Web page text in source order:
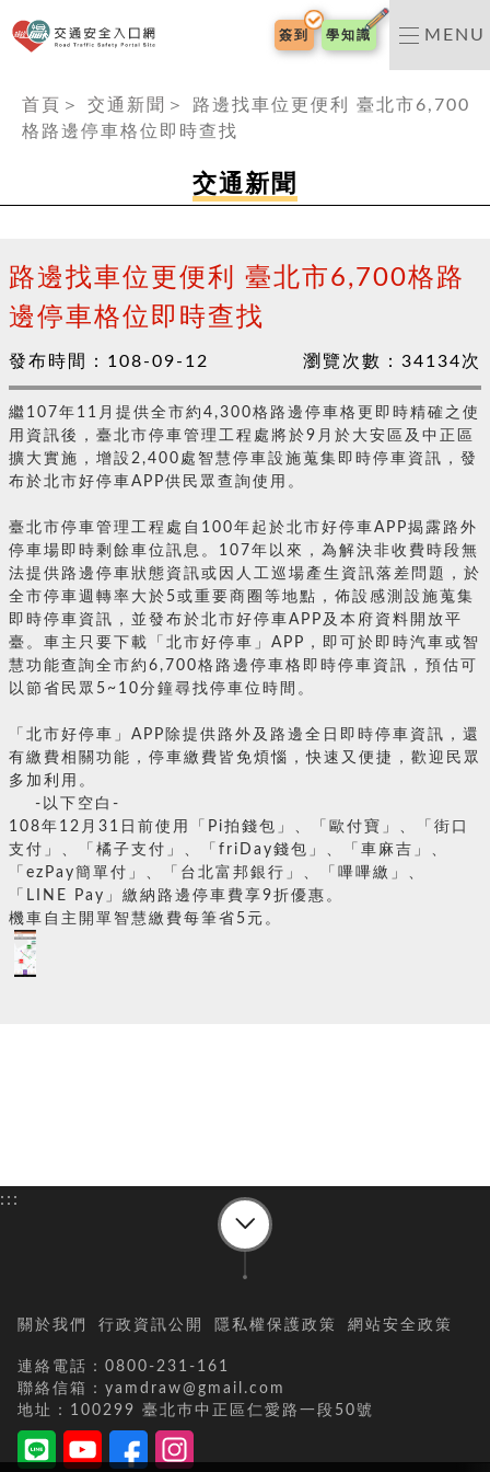
交通安全入口網
簽到 學知識 MENU
首頁 ＞ 交通新聞 ＞
路邊找車位更便利 臺北市6,700
格路邊停車格位即時查找
交通新聞
路邊找車位更便利 臺北市6,700格路
邊停車格位即時查找
發布時間： 108-09-12 瀏覽次數： 34134次
繼107年11月提供全市約4,300格路邊停車格更即時精確之使
用資訊後，臺北市停車管理工程處將於9月於大安區及中正區
擴大實施，增設2,400處智慧停車設施蒐集即時停車資訊，發
布於北市好停車APP供民眾查詢使用。
臺北市停車管理工程處自100年起於北市好停車APP揭露路外
停車場即時剩餘車位訊息。107年以來，為解決非收費時段無
法提供路邊停車狀態資訊或因人工巡場產生資訊落差問題，於
全市停車週轉率大於5或重要商圈等地點，佈設感測設施蒐集
即時停車資訊，並發布於北市好停車APP及本府資料開放平
臺。車主只要下載「北市好停車」APP，即可於即時汽車或智
慧功能查詢全市約6,700格路邊停車格即時停車資訊，預估可
以節省民眾5~10分鐘尋找停車位時間。
「北市好停車」APP除提供路外及路邊全日即時停車資訊，還
有繳費相關功能，停車繳費皆免煩惱，快速又便捷，歡迎民眾
多加利用。
-以下空白-
108年12月31日前使用「Pi拍錢包」、「歐付寶」、「街口
支付」、「橘子支付」、「friDay錢包」、「車麻吉」、
「ezPay簡單付」、「台北富邦銀行」、「嗶嗶繳」、
「LINE Pay」繳納路邊停車費享9折優惠。
機車自主開單智慧繳費每筆省5元。
:::
關於我們 行政資訊公開 隱私權保護政策 網站安全政策
連絡電話：0800-231-161
聯絡信箱：yamdraw@gmail.com
地址：100299 臺北巿中正區仁愛路一段50號